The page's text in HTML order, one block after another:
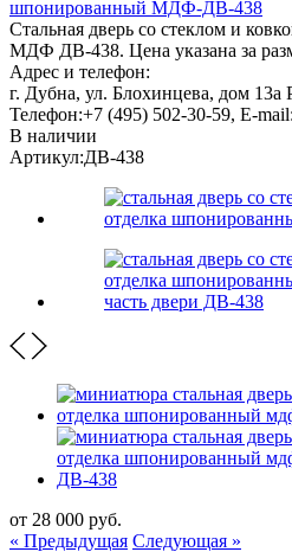
Стальная дверь со стеклом и
МДФ ДВ-438. Цена указана за
Адрес и телефон:
г. Дубна, ул. Блохинцева, дом 13а
Телефон:+7 (495) 502-30-59, E-mail:
В наличии
Артикул:ДВ-438
от 28 000 руб.
« Предыдущая Следующая »